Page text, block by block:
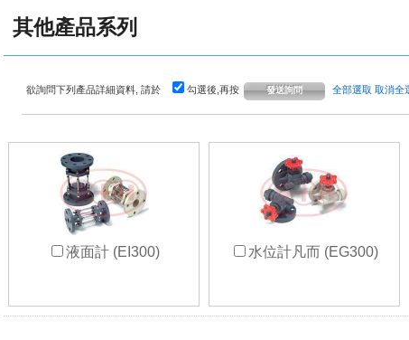
其他產品系列
欲詢問下列產品詳細資料, 請於 勾選後,再按 全部選取 取消全
液面計 (EI300) 水位計凡而 (EG300)